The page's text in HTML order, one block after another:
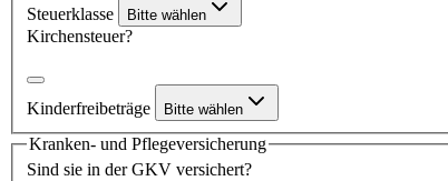
Steuerklasse Bitte wählen
Kirchensteuer?
Kinderfreibeträge Bitte wählen
Kranken- und Pflegeversicherung
Sind sie in der GKV versichert?